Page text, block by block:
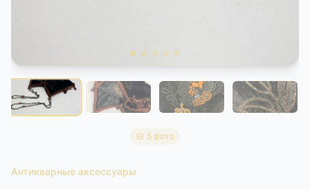
5 фото
Антикварные аксессуары